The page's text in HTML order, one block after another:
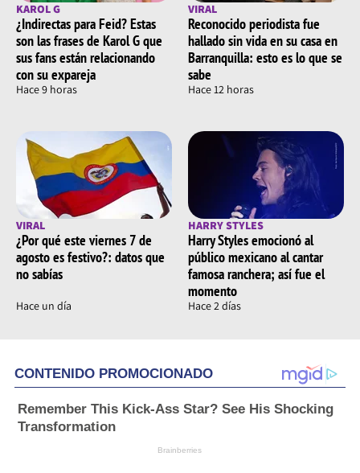
KAROL G
¿Indirectas para Feid? Estas
son las frases de Karol G que
sus fans están relacionando
con su expareja
Hace 9 horas
VIRAL
Reconocido periodista fue
hallado sin vida en su casa en
Barranquilla: esto es lo que se
sabe
Hace 12 horas
VIRAL
¿Por qué este viernes 7 de
agosto es festivo?: datos que
no sabías
Hace un día
HARRY STYLES
Harry Styles emocionó al
público mexicano al cantar
famosa ranchera; así fue el
momento
Hace 2 días